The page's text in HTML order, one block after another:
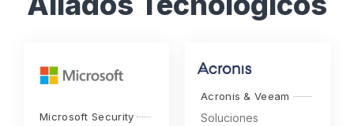
Microsoft Security
Acronis & Veeam
Soluciones